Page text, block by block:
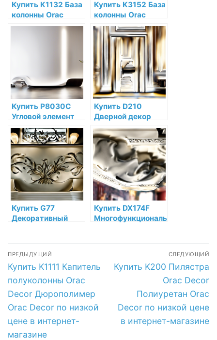
Купить K1132 База
колонны Orac
Decor Полиуретан
Купить K3152 База
колонны Orac
Decor Полиуретан
по низкой цене в
интернет-
магазине
Купить P8030C
Угловой элемент
Orac Decor
Дюрополимер
Orac Decor по
низкой цене в
интернет-
магазине
Купить D210
Дверной декор
Orac Decor
Дюрополимер
Orac Decor по
низкой цене в
интернет-
магазине
Купить G77
Декоративный
Дюрополимер по
низкой цене в
интернет-
магазине
Купить DX174F
Многофункциональный
низкой цене в
Навигация
по
записям
ПРЕДЫДУЩИЙ
Предыдущая
запись:
Купить K1111 Капитель
полуколонны Orac
Decor Дюрополимер
Orac Decor по низкой
цене в интернет-
магазине
СЛЕДУЮЩИЙ
Следующая
Купить K200 Пилястра
Orac Decor
Полиуретан Orac
Decor по низкой цене
в интернет-магазине